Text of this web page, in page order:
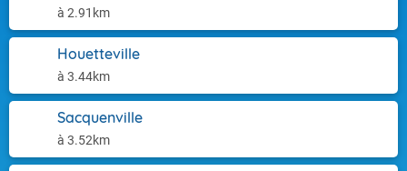
à 2.91km
Houetteville
à 3.44km
Sacquenville
à 3.52km